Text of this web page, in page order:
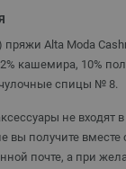
пряжи Alta Moda
кашемира, 10%
спицы № 8.
не входят
вы получите
почте, а при